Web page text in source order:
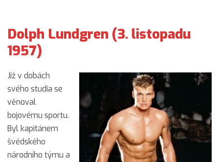
Dolph Lundgren (3. listopadu
1957)
Již v dobách
svého studia se
věnoval
bojovému sportu.
Byl kapitánem
švédského
národního týmu a